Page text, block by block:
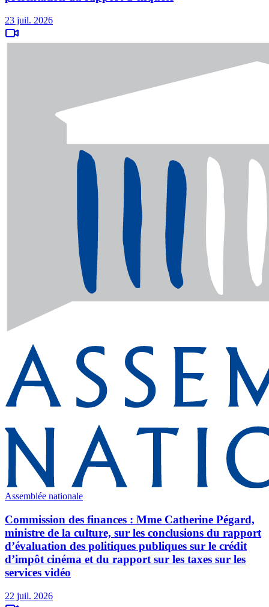
23 juil. 2026
Assemblée nationale
Commission des finances : Mme Catherine Pégard,
ministre de la culture, sur les conclusions du rapport
d’évaluation des politiques publiques sur le crédit
d’impôt cinéma et du rapport sur les taxes sur les
services vidéo
22 juil. 2026